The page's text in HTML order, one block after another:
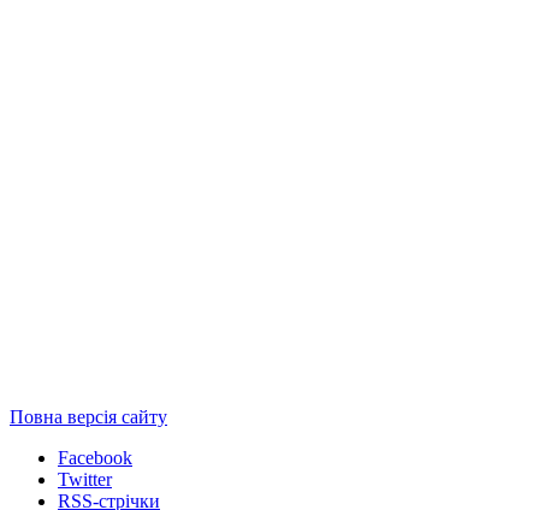
Повна версія сайту
Facebook
Twitter
RSS-стрічки